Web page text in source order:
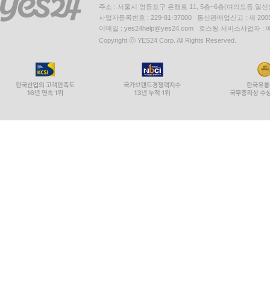
주소 : 서울시 영등포구 은행로 11, 5층~6층(여의도동,일신
사업자등록번호 : 229-81-37000 통신판매업신고 : 제
이메일 : yes24help@yes24.com 호스팅 서비스사업자 :
Copyright ⓒ YES24 Corp. All Rights Reserved.